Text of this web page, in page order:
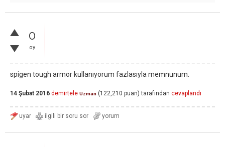
0
oy
spigen tough armor kullanıyorum fazlasıyla memnunum.
14 Şubat 2016 demirtele Uzman (122,210 puan) tarafından cevaplandı